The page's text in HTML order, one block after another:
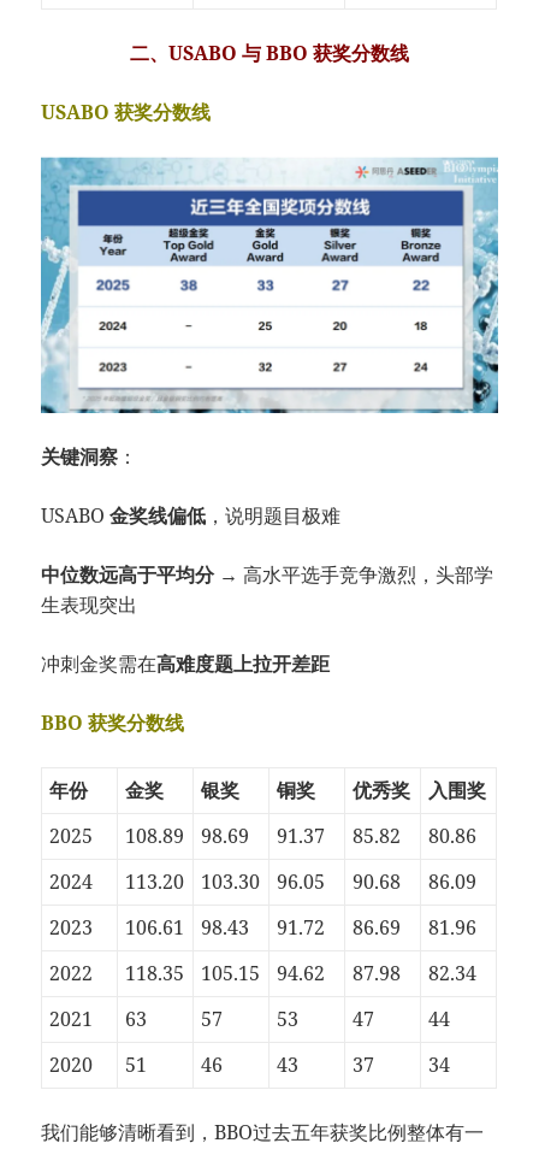
二、USABO 与 BBO 获奖分数线
USABO 获奖分数线
关键洞察 ：
USABO金奖线偏低 ，说明题目极难
中位数远高于平均分→ 高水平选手竞争激烈，头部学
生表现突出
冲刺金奖需在高难度题上拉开差距
BBO 获奖分数线
年份 金奖 银奖 铜奖 优秀奖
入围奖
2025
108.89 98.69 91.37 85.82
80.86
2024
113.20 103.30 96.05 90.68
86.09
2023
106.61 98.43 91.72 86.69
81.96
2022
118.35 105.15 94.62 87.98
82.34
2021
63 57 53 47
44
2020
51 46 43 37 34
我们能够清晰看到，BBO过去五年获奖比例整体有一